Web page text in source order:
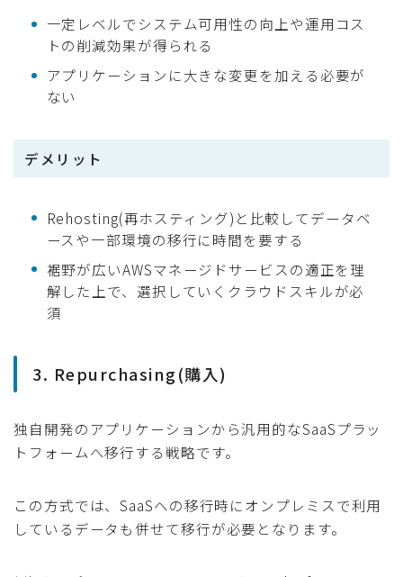
一定レベルでシステム可用性の向上や運用コス
トの削減効果が得られる
アプリケーションに大きな変更を加える必要が
ない
デメリット
Rehosting(再ホスティング)と比較してデータベ
ースや一部環境の移行に時間を要する
裾野が広いAWSマネージドサービスの適正を理
解した上で、選択していくクラウドスキルが必
須
3. Repurchasing(購入)
独自開発のアプリケーションから汎用的なSaaSプラッ
トフォームへ移行する戦略です。
この方式では、SaaSへの移行時にオンプレミスで利用
しているデータも併せて移行が必要となります。